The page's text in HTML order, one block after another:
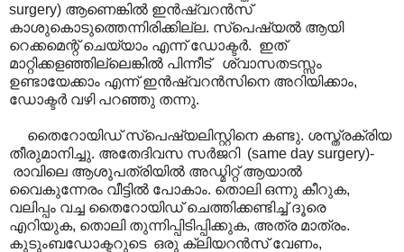
surgery) ആണെങ്കിൽ ഇൻഷ്വറൻസ്
കാശുകൊടുത്തെന്നിരിക്കില്ല. സ്പെഷ്യൽ ആയി
റെക്കമെന്റ് ചെയ്യാം എന്ന് ഡോക്ടർ. ഇത്
മാറ്റിക്കളഞ്ഞില്ലെങ്കിൽ പിന്നീട് ശ്വാസതടസ്സം
ഉണ്ടായേക്കാം എന്ന് ഇൻഷ്വറൻസിനെ അറിയിക്കാം,
ഡോക്ടർ വഴി പറഞ്ഞു തന്നു.
തൈറോയിഡ് സ്പെഷ്യലിസ്റ്റിനെ കണ്ടു. ശസ്ത്രക്രിയ
തീരുമാനിച്ചു. അതേദിവസ സർജറി (same day surgery)-
രാവിലെ ആശുപത്രിയിൽ അഡ്മിറ്റ് ആയാൽ
വൈകുന്നേരം വീട്ടിൽ പോകാം. തൊലി ഒന്നു കീറുക,
വലിപ്പം വച്ച തൈറോയിഡ് ചെത്തിക്കണ്ടിച്ച് ദൂരെ
എറിയുക, തൊലി തുന്നിപ്പിടിപ്പിക്കുക, അത്ര മാത്രം.
കുടുംബഡോക്ടറുടെ ഒരു ക്ലിയറൻസ് വേണം,